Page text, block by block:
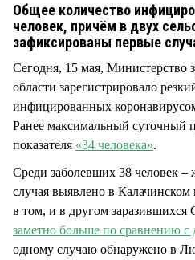
Общее количество
человек, причём в двух
зафиксированы первые
Сегодня, 15 мая, Министерство
области зарегистрировало
инфицированных
Ранее максимальный суточный
показателя «34 человека».
Среди заболевших 38 человек
случая выявлено в
в том, и в другом заразившихся
заметно больше по сравнению
одному случаю обнаружено в